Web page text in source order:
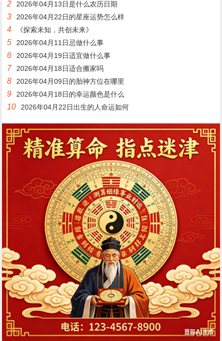
2 2026年04月13日是什么农历日期
3 2026年04月22日的星座运势怎么样
4 《探索未知，共创未来》
5 2026年04月11日忌做什么事
6 2026年04月19日适宜做什么事
7 2026年04月18日适合搬家吗
8 2026年04月09日的胎神方位在哪里
9 2026年04月18日的幸运颜色是什么
10 2026年04月22日出生的人命运如何